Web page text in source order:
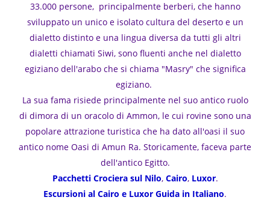
33.000 persone, principalmente berberi, che hanno
sviluppato un unico e isolato cultura del deserto e un
dialetto distinto e una lingua diversa da tutti gli altri
dialetti chiamati Siwi, sono fluenti anche nel dialetto
egiziano dell'arabo che si chiama "Masry" che significa
egiziano.
La sua fama risiede principalmente nel suo antico ruolo
di dimora di un oracolo di Ammon, le cui rovine sono una
popolare attrazione turistica che ha dato all'oasi il suo
antico nome Oasi di Amun Ra. Storicamente, faceva parte
dell'antico Egitto.
Pacchetti Crociera sul Nilo, Cairo, Luxor.
Escursioni al Cairo e Luxor Guida in Italiano.